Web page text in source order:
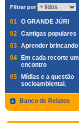
Filtrar por
01 O GRANDE JÚRI
02 Cantigas populares
03 Aprender brincando
04
Em cada recorte um
encontro
05
Mídias e a questão
socioambiental.
Banco de Relatos